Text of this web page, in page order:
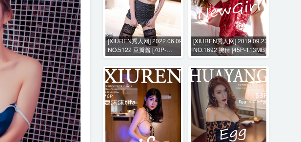
[XIUREN秀人网] 2022.06.09
NO.5122 豆瓣酱 [70P-
518MB]
[XIUREN秀人网] 2019.09.23
NO.1692 婉倩 [45P-113MB]